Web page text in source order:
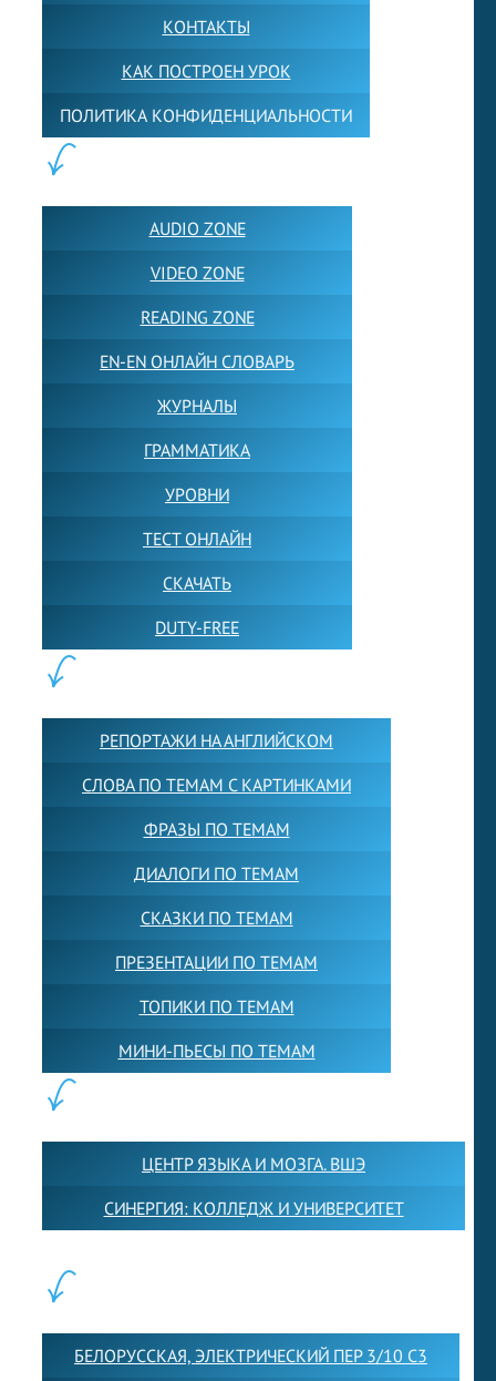
КОНТАКТЫ
КАК ПОСТРОЕН УРОК
ПОЛИТИКА КОНФИДЕНЦИАЛЬНОСТИ
AUDIO ZONE
VIDEO ZONE
READING ZONE
EN-EN ОНЛАЙН СЛОВАРЬ
ЖУРНАЛЫ
ГРАММАТИКА
УРОВНИ
ТЕСТ ОНЛАЙН
СКАЧАТЬ
DUTY-FREE
РЕПОРТАЖИ НА АНГЛИЙСКОМ
СЛОВА ПО ТЕМАМ С КАРТИНКАМИ
ФРАЗЫ ПО ТЕМАМ
ДИАЛОГИ ПО ТЕМАМ
СКАЗКИ ПО ТЕМАМ
ПРЕЗЕНТАЦИИ ПО ТЕМАМ
ТОПИКИ ПО ТЕМАМ
МИНИ-ПЬЕСЫ ПО ТЕМАМ
ЦЕНТР ЯЗЫКА И МОЗГА. ВШЭ
СИНЕРГИЯ: КОЛЛЕДЖ И УНИВЕРСИТЕТ
БЕЛОРУССКАЯ, ЭЛЕКТРИЧЕСКИЙ ПЕР 3/10 С3